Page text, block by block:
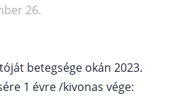
26.
betegsége okán 2023.
1 évre /kivonas vége: